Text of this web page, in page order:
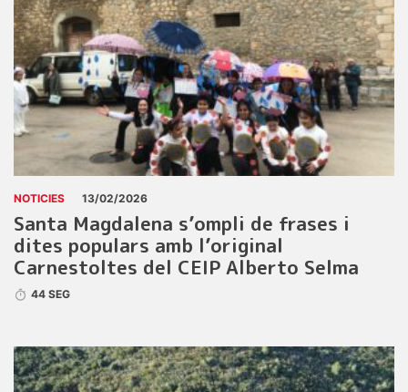
NOTICIES 13/02/2026
Santa Magdalena s’ompli de frases i
dites populars amb l’original
Carnestoltes del CEIP Alberto Selma
44 SEG